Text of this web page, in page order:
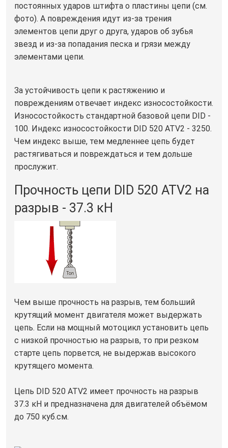
постоянных ударов штифта о пластины цепи (см.
фото). А повреждения идут из-за трения
элементов цепи друг о друга, ударов об зубья
звезд и из-за попадания песка и грязи между
элементами цепи.
За устойчивость цепи к растяжению и
повреждениям отвечает индекс износостойкости.
Износостойкость стандартной базовой цепи DID -
100. Индекс износостойкости DID 520 ATV2 - 3250.
Чем индекс выше, тем медленнее цепь будет
растягиваться и повреждаться и тем дольше
прослужит.
Прочность цепи DID 520 ATV2 на
разрыв - 37.3 кН
Чем выше прочность на разрыв, тем больший
крутящий момент двигателя может выдержать
цепь. Если на мощный мотоцикл установить цепь
с низкой прочностью на разрыв, то при резком
старте цепь порвется, не выдержав высокого
крутящего момента.
Цепь DID 520 ATV2 имеет прочность на разрыв
37.3 кН и предназначена для двигателей объёмом
до 750 куб.см.